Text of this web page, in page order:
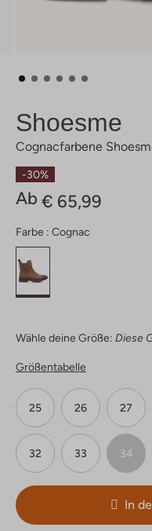
Shoesme
Cognacfarbene
-30%
Ab € 65,99
Farbe : Cognac
Wähle deine Größe: Diese
Größentabelle
25 26 27
32 33 34
In